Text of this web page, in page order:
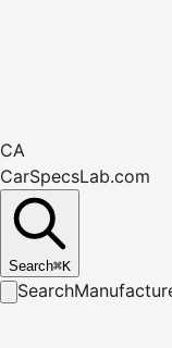
CA
CarSpecsLab.com
Search⌘K
Search